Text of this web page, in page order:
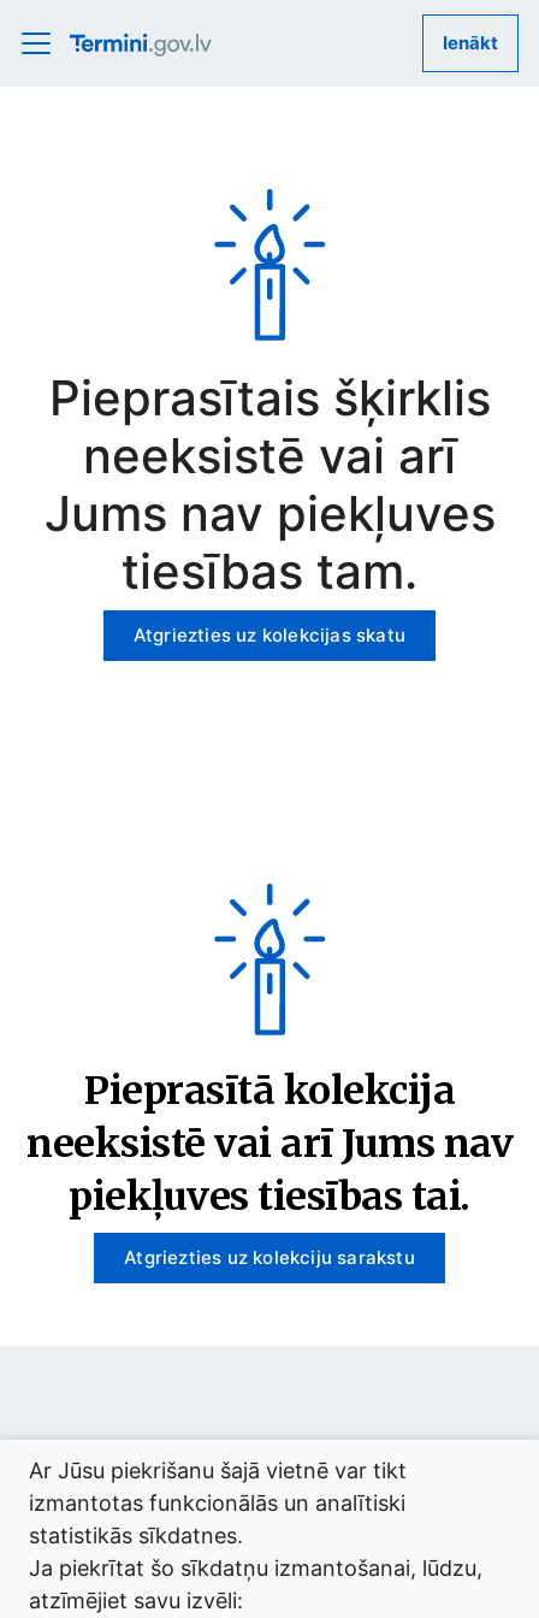
Ienākt
Pieprasītais šķirklis
neeksistē vai arī
Jums nav piekļuves
tiesības tam.
Atgriezties uz kolekcijas skatu
Pieprasītā kolekcija
neeksistē vai arī Jums nav
piekļuves tiesības tai.
Atgriezties uz kolekciju sarakstu
© 2026 termini.gov.lv. Izstrādātājs:Tilde.
Ar Jūsu piekrišanu šajā vietnē var tikt
izmantotas funkcionālās un analītiski
statistikās sīkdatnes.
Ja piekrītat šo sīkdatņu izmantošanai, lūdzu,
atzīmējiet savu izvēli: